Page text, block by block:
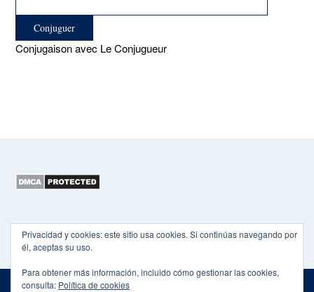
Conjugaison avec Le Conjugueur
Privacidad y cookies: este sitio usa cookies. Si continúas navegando por
él, aceptas su uso.
Para obtener más información, incluido cómo gestionar las cookies,
consulta: Política de cookies
Copyright 2015-2026 EL HEXÁGONO